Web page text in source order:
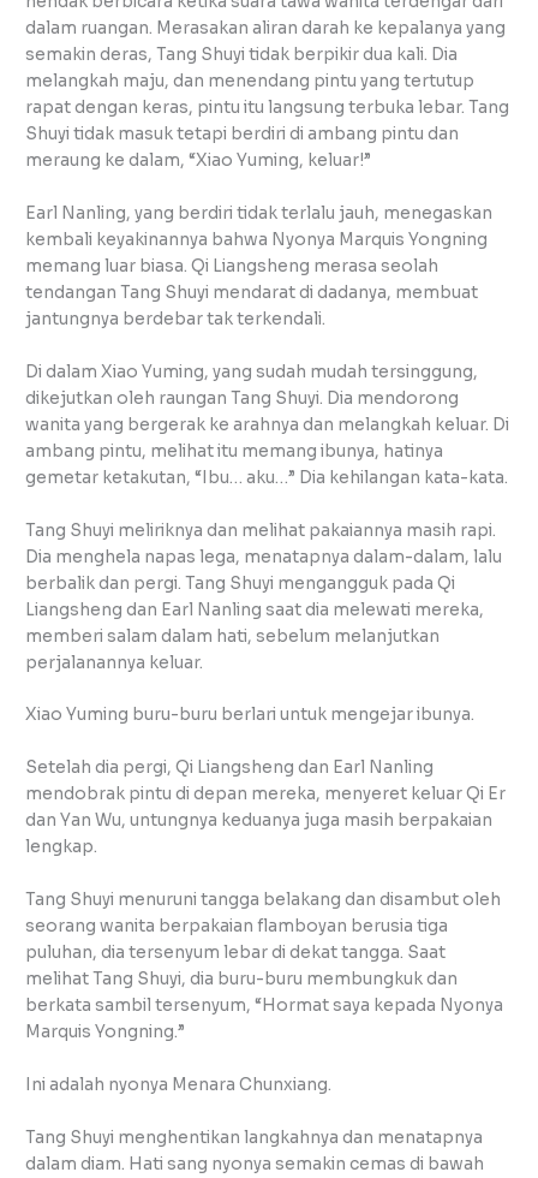
dalam ruangan. Merasakan aliran darah ke kepalanya yang
semakin deras, Tang Shuyi tidak berpikir dua kali. Dia
melangkah maju, dan menendang pintu yang tertutup
rapat dengan keras, pintu itu langsung terbuka lebar. Tang
Shuyi tidak masuk tetapi berdiri di ambang pintu dan
meraung ke dalam, “Xiao Yuming, keluar!”
Earl Nanling, yang berdiri tidak terlalu jauh, menegaskan
kembali keyakinannya bahwa Nyonya Marquis Yongning
memang luar biasa. Qi Liangsheng merasa seolah
tendangan Tang Shuyi mendarat di dadanya, membuat
jantungnya berdebar tak terkendali.
Di dalam Xiao Yuming, yang sudah mudah tersinggung,
dikejutkan oleh raungan Tang Shuyi. Dia mendorong
wanita yang bergerak ke arahnya dan melangkah keluar. Di
ambang pintu, melihat itu memang ibunya, hatinya
gemetar ketakutan, “Ibu… aku…” Dia kehilangan kata-kata.
Tang Shuyi meliriknya dan melihat pakaiannya masih rapi.
Dia menghela napas lega, menatapnya dalam-dalam, lalu
berbalik dan pergi. Tang Shuyi mengangguk pada Qi
Liangsheng dan Earl Nanling saat dia melewati mereka,
memberi salam dalam hati, sebelum melanjutkan
perjalanannya keluar.
Xiao Yuming buru-buru berlari untuk mengejar ibunya.
Setelah dia pergi, Qi Liangsheng dan Earl Nanling
mendobrak pintu di depan mereka, menyeret keluar Qi Er
dan Yan Wu, untungnya keduanya juga masih berpakaian
lengkap.
Tang Shuyi menuruni tangga belakang dan disambut oleh
seorang wanita berpakaian flamboyan berusia tiga
puluhan, dia tersenyum lebar di dekat tangga. Saat
melihat Tang Shuyi, dia buru-buru membungkuk dan
berkata sambil tersenyum, “Hormat saya kepada Nyonya
Marquis Yongning.”
Ini adalah nyonya Menara Chunxiang.
Tang Shuyi menghentikan langkahnya dan menatapnya
dalam diam. Hati sang nyonya semakin cemas di bawah